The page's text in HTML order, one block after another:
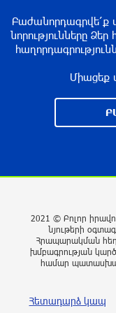
Իրական
քայլը
Իրանի
Մեսսիի
թռչող
Բաժանորդագրվե՛ք
նորությունները
Միացեք
2021 © Բոլոր
նյութերի
Հրապարակման
խմբագրության
համար
Հետադարձ կապ